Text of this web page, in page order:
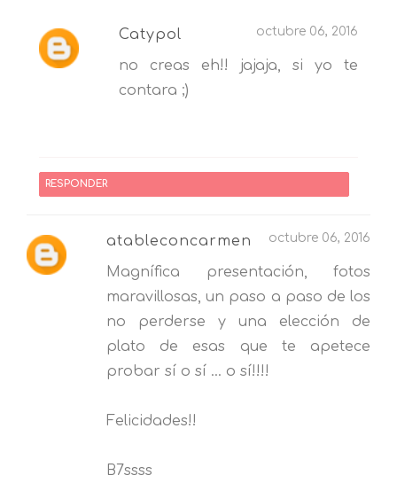
Catypol octubre 06, 2016
no creas eh!! jajaja, si yo te
contara ;)
RESPONDER
atableconcarmen octubre 06, 2016
Magnífica presentación, fotos
maravillosas, un paso a paso de los
no perderse y una elección de
plato de esas que te apetece
probar sí o sí ... o sí!!!!
Felicidades!!
B7ssss